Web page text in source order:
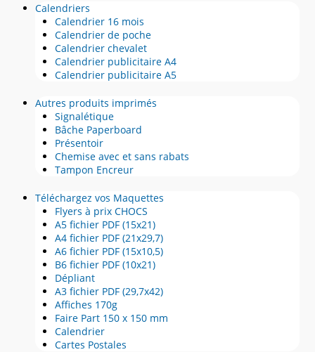
Calendriers
Calendrier 16 mois
Calendrier de poche
Calendrier chevalet
Calendrier publicitaire A4
Calendrier publicitaire A5
Autres produits imprimés
Signalétique
Bâche Paperboard
Présentoir
Chemise avec et sans rabats
Tampon Encreur
Téléchargez vos Maquettes
Flyers à prix CHOCS
A5 fichier PDF (15x21)
A4 fichier PDF (21x29,7)
A6 fichier PDF (15x10,5)
B6 fichier PDF (10x21)
Dépliant
A3 fichier PDF (29,7x42)
Affiches 170g
Faire Part 150 x 150 mm
Calendrier
Cartes Postales